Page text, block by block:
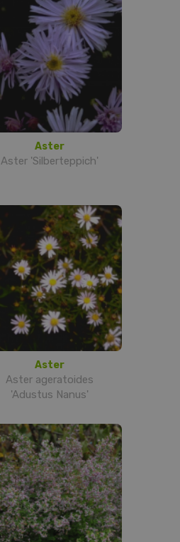
Aster
Aster 'Silberteppich'
Aster
Aster ageratoides
'Adustus Nanus'